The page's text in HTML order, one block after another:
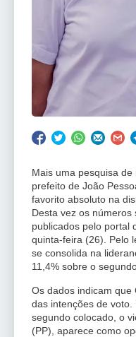
Mais uma pesquisa
prefeito de João
favorito absoluto na
Desta vez os números
publicados pelo portal
quinta-feira (26). Pelo
se consolida na
11,4% sobre o
Os dados indicam
das intenções de
segundo colocado, o
(PP), aparece como